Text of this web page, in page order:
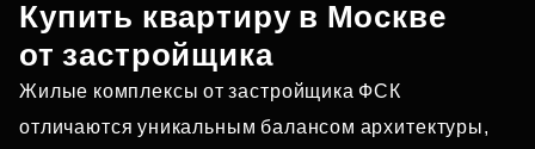
Купить квартиру в Москве
от застройщика
Жилые комплексы от застройщика ФСК
отличаются уникальным балансом архитектуры,